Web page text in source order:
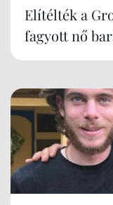
Elítélték a
fagyott nő